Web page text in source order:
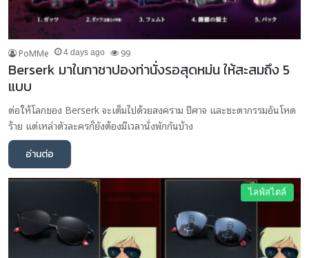
PoMMe 4 days ago 99
Berserk มาในกาชาปองท่านั่งรอสุดหม่น ให้สะสมถึง 5
แบบ
ต่อให้โลกของ Berserk จะเต็มไปด้วยสงคราม ปีศาจ และชะตากรรมอันโหด
ร้าย แต่เหล่าตัวละครก็ยังต้องมีเวลานั่งพักกันบ้าง
อ่านต่อ
ไลฟ์สไตล์